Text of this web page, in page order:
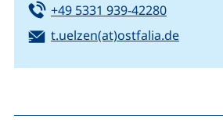
Tel:
+49 5331 939-42280(startet
E-Mail:
t.uelzen(at)ostfalia.de(öffnet